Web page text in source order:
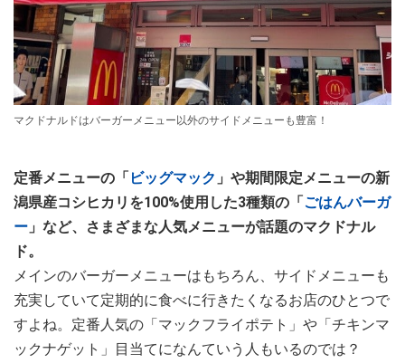
マクドナルドはバーガーメニュー以外のサイドメニューも豊富！
定番メニューの「 ビッグマック 」や期間限定メニューの新
潟県産コシヒカリを100%使用した3種類の「ごはんバーガ
ー 」など、さまざまな人気メニューが話題のマクドナル
ド。
メインのバーガーメニューはもちろん、サイドメニューも
充実していて定期的に食べに行きたくなるお店のひとつで
すよね。定番人気の「マックフライポテト」や「チキンマ
ックナゲット」目当てになんていう人もいるのでは？